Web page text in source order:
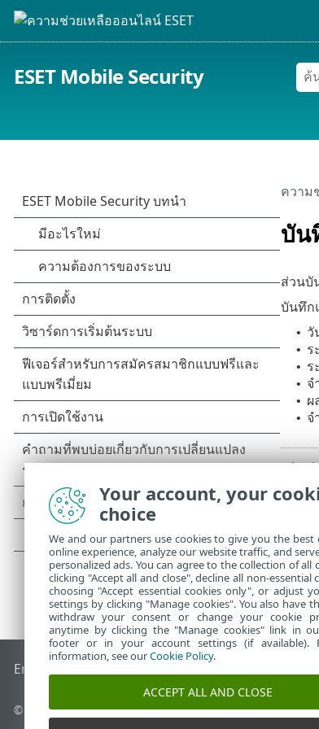
ESET Mobile Security
บัน
ความ
ส่วนบั
บันทึก
• วั
• ร
• ร
• จ
• ผ
• จ
End of Life
© 1992 - 2026 ESET, spol. s r.o. - สงวนลิขสิทธิ์
Your account, your
choice
We and our partners use cookies to give you the best
online experience, analyze our website traffic, and
personalized ads. You can agree to the collection of all
clicking "Accept all and close", decline all non-essential
choosing "Accept essential cookies only", or adjust
settings by clicking "Manage cookies". You also have
withdraw your consent or change your cookie
anytime by clicking the "Manage cookies" link in
footer or in your account settings (if available).
information, see ourCookie Policy.
ACCEPT ALL AND CLOSE